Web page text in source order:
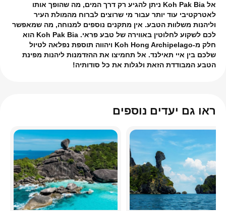
אל Koh Pak Bia ניתן להגיע רק דרך המים, מה שהופך אותו
לאטרקטיבי עוד יותר עבור מי שרוצים לברוח מהמולת העיר
וליהנות משלוות הטבע. אין מתקנים נוספים למנוחה, מה שמאפשר
לכם לשקוע לחלוטין באווירה של טבע פראי. Koh Pak Bia הוא
חלק מ-Koh Hong Archipelago ויהווה תוספת נפלאה לטיול
שלכם בין איי תאילנד. אל תחמיצו את ההזדמנות ליהנות מפינת
הטבע המבודדת הזאת ולגלות את כל סודותיה!
ראו גם יעדים נוספים